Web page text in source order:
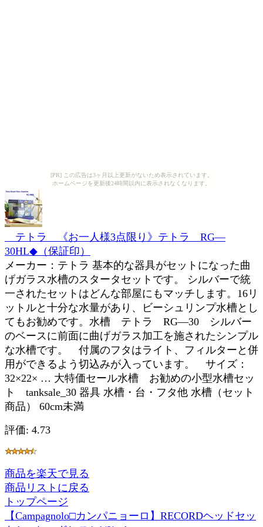
[PR] この広告は3ヶ月以上更新がないため表示されています。
ホームページを更新後24時間以内に表示されなくなります。
テトラ 《お一人様3点限り》テトラ RG—
30HL◆（保証印）
メーカー：テトラ 基本的な器具がセットになった曲
げガラス水槽のスタータセットです。 シルバーで統
一されたセットはどんな部屋にもマッチします。16リ
ットルと十分な水量があり、ビーシュリンプ水槽とし
てもお勧めです。水槽 テトラ RG—30 シルバー
のベースに前面に曲げガラス加工を施されたシンプル
な水槽です。 付属のフタはライト、フィルターと併
用ができるよう切込みが入っています。 サイズ：
32×22× … 大特価セール水槽 お勧めの小型水槽セッ
ト tanksale_30 器具 水槽・台・フタ他 水槽（セット
商品） 60cm未満
評価: 4.73
商品を楽天で見る
商品リストに戻る
トップページ
【Campagnolo□カンパニョーロ】RECORDヘッドセッ